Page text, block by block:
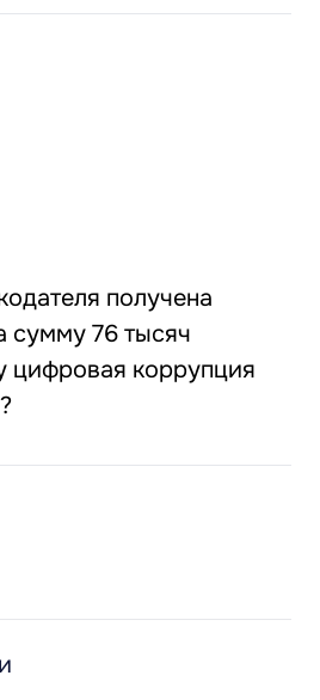
получена
сумму 76 тысяч
цифровая коррупция